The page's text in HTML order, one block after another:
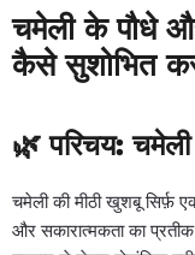
चमेली के पौधे
कैसे सुशोभित
🌿 परिचय:
चमेली की मीठी खुशबू सिर्फ़
और सकारात्मकता का